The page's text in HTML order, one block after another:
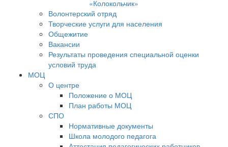
«Колокольчик»
Волонтерский отряд
Творческие услуги для населения
Общежитие
Вакансии
Результаты проведения специальной оценки
условий труда
МОЦ
О центре
Положение о МОЦ
План работы МОЦ
СПО
Нормативные документы
Школа молодого педагога